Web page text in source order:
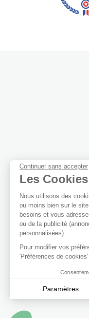
Continuer sans accepter
Les
Nous utilisons des
ou moins bien sur le
besoins et vous
ou de la publicité
personnalisées).
Pour modifier vos
'Préférences de
Paramètres